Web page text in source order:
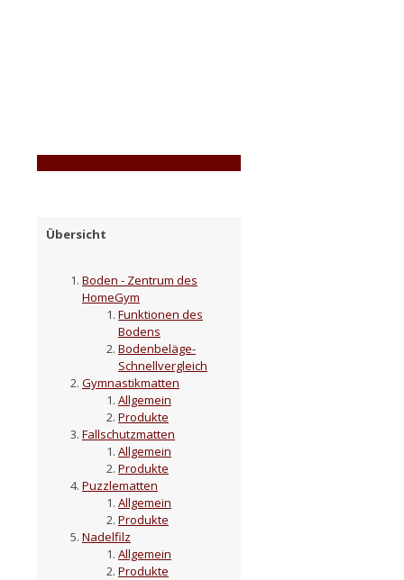
Übersicht
Boden - Zentrum des
HomeGym
Funktionen des
Bodens
Bodenbeläge-
Schnellvergleich
Gymnastikmatten
Allgemein
Produkte
Fallschutzmatten
Allgemein
Produkte
Puzzlematten
Allgemein
Produkte
Nadelfilz
Allgemein
Produkte